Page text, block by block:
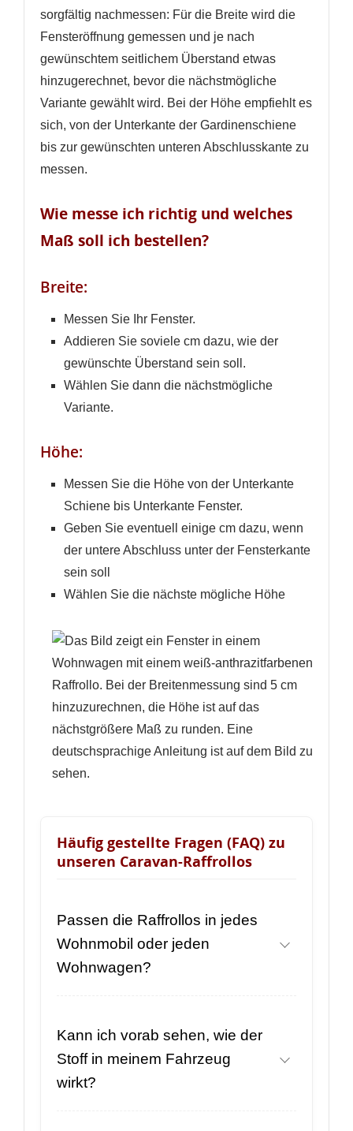
sorgfältig nachmessen: Für die Breite wird die
Fensteröffnung gemessen und je nach
gewünschtem seitlichem Überstand etwas
hinzugerechnet, bevor die nächstmögliche
Variante gewählt wird. Bei der Höhe empfiehlt es
sich, von der Unterkante der Gardinenschiene
bis zur gewünschten unteren Abschlusskante zu
messen.
Wie messe ich richtig und welches
Maß soll ich bestellen?
Breite:
Messen Sie Ihr Fenster.
Addieren Sie soviele cm dazu, wie der
gewünschte Überstand sein soll.
Wählen Sie dann die nächstmögliche
Variante.
Höhe:
Messen Sie die Höhe von der Unterkante
Schiene bis Unterkante Fenster.
Geben Sie eventuell einige cm dazu, wenn
der untere Abschluss unter der Fensterkante
sein soll
Wählen Sie die nächste mögliche Höhe
Häufig gestellte Fragen (FAQ) zu
unseren Caravan-Raffrollos
Passen die Raffrollos in jedes
Wohnmobil oder jeden
Wohnwagen?
Kann ich vorab sehen, wie der
Stoff in meinem Fahrzeug
wirkt?